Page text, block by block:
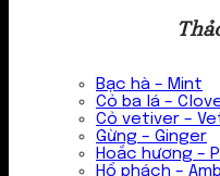
Bạc hà – Mint
Cỏ ba lá –
Cỏ vetiver –
Gừng – Ginger
Hoắc hương –
Hổ phách –